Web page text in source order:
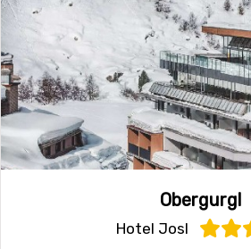
Obergurgl
Hotel Josl